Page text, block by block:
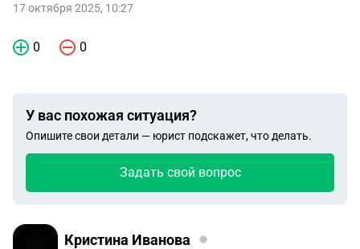
17 октября 2025, 10:27
0 0
У вас похожая ситуация?
Опишите свои детали — юрист подскажет, что делать.
Задать свой вопрос
Кристина Иванова